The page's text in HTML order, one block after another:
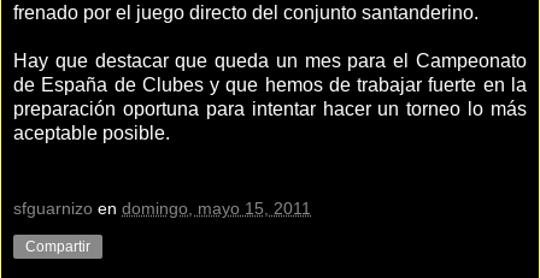
frenado por el juego directo del conjunto santanderino.
Hay que destacar que queda un mes para el Campeonato
de España de Clubes y que hemos de trabajar fuerte en la
preparación oportuna para intentar hacer un torneo lo más
aceptable posible.
sfguarnizo en domingo, mayo 15, 2011
Compartir